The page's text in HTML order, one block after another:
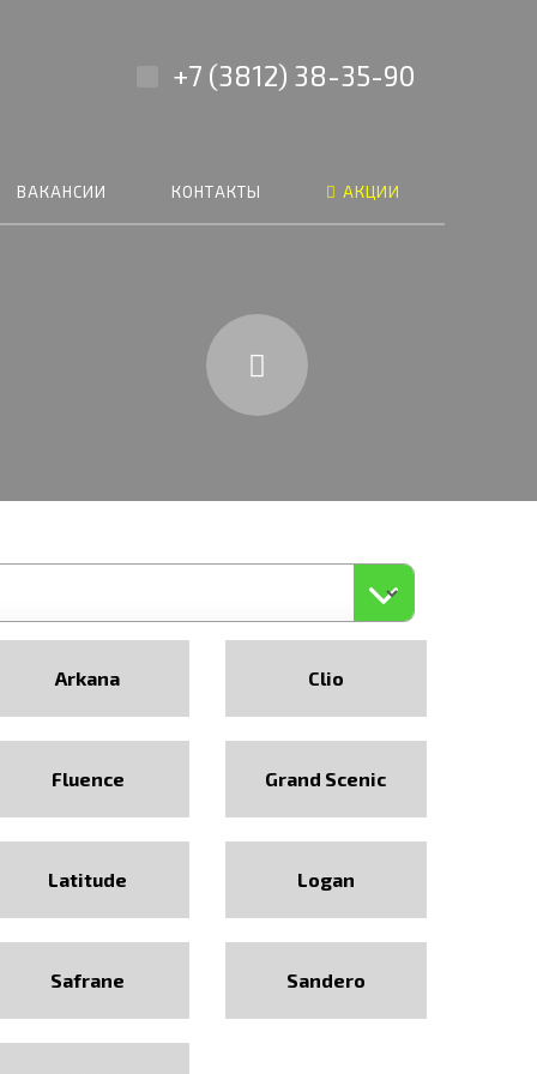
+7 (3812) 38-35-90
ВАКАНСИИ КОНТАКТЫ АКЦИИ
Arkana Clio
Fluence Grand Scenic
Latitude Logan
Safrane Sandero